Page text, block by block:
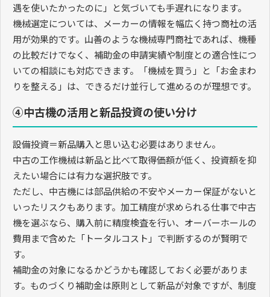
遇を使いたかったのに」と気づいても手遅れになります。
機械選定については、メーカーの情報を幅広く持つ商社の活
用が効果的です。山善のような機械専門商社であれば、機種
の比較だけでなく、補助金の申請実績や制度との適合性につ
いての相談にも対応できます。「機械を買う」と「お金まわ
りを整える」は、できるだけ並行して進めるのが理想です。
④中古機の活用と新品投資の使い分け
設備投資＝新品購入と思い込む必要はありません。
中古の工作機械は新品と比べて取得価額が低く、投資額を抑
えたい場合には有力な選択肢です。
ただし、中古機には部品供給の不安やメーカー保証がないと
いったリスクもあります。加工精度が求められる仕事で中古
機を選ぶなら、購入前に精度検査を行い、オーバーホールの
費用まで含めた「トータルコスト」で判断するのが賢明で
す。
補助金の対象になるかどうかも確認しておく必要がありま
す。ものづくり補助金は原則として新品が対象ですが、制度